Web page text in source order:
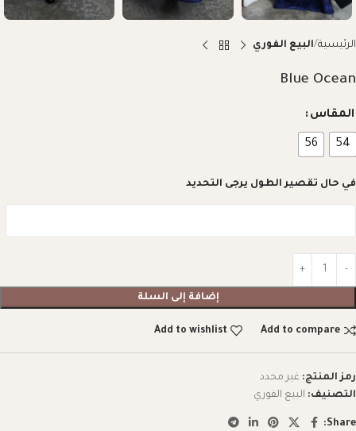
الرئيسية البيع الفوري
Blue Ocean
المقاس
54
56
في حال تقصير الطول يرجى التحديد
إضافة إلى السلة
Add to compare
Add to wishlist
رمز المنتج: غير محدد
التصنيف: البيع الفوري
Share: